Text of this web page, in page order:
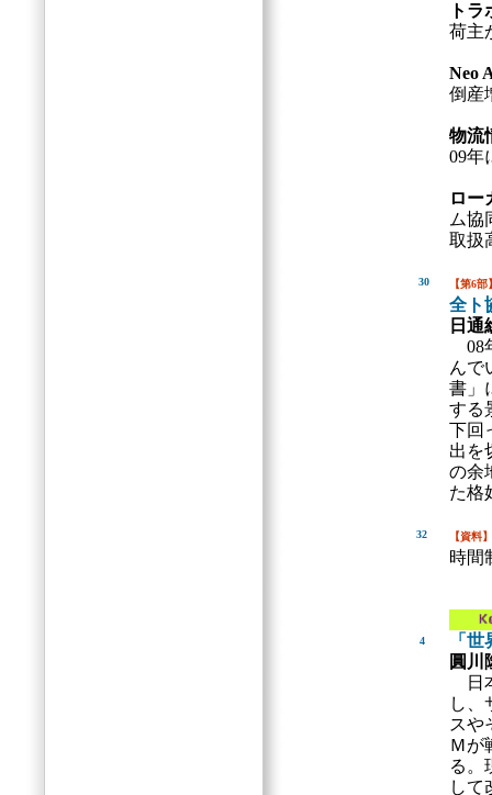
ト
荷主
Neo
倒産
物流
09年
ロー
ム協
取扱
30 【第6部
全ト
日
08
んで
書」
する
下回
出を
の余
た格
32 【資料】
時間
4
「
圓
日
し、
スや
Ｍが
る。
して